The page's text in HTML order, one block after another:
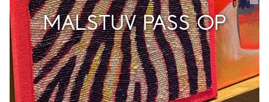
MALSTUV PASS OP